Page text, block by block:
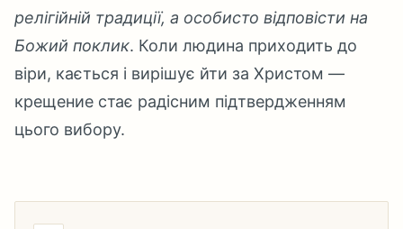
релігійній традиції, а особисто відповісти на
Божий поклик. Коли людина приходить до
віри, кається і вирішує йти за Христом —
крещение стає радісним підтвердженням
цього вибору.